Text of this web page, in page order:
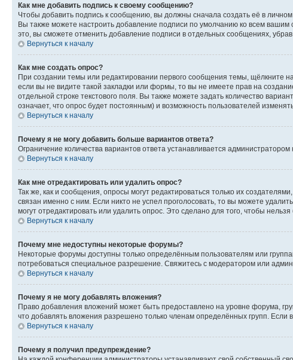
Как мне добавить подпись к своему сообщению?
Чтобы добавить подпись к сообщению, вы должны сначала создать её в
Вы также можете настроить добавление подписи по умолчанию ко всем
это, вы сможете отменить добавление подписи в отдельных сообщениях,
Вернуться к началу
Как мне создать опрос?
При создании темы или редактировании первого сообщения темы, щёлкните
если вы не видите такой закладки или формы, то вы не имеете прав на
отдельной строке текстового поля. Вы также можете задать количество
означает, что опрос будет постоянным) и возможность пользователей
Вернуться к началу
Почему я не могу добавить больше вариантов ответа?
Ограничение количества вариантов ответа устанавливается
Вернуться к началу
Как мне отредактировать или удалить опрос?
Так же, как и сообщения, опросы могут редактироваться только их
связан именно с ним. Если никто не успел проголосовать, то вы можете
могут отредактировать или удалить опрос. Это сделано для того, чтобы
Вернуться к началу
Почему мне недоступны некоторые форумы?
Некоторые форумы доступны только определённым пользователям или
потребоваться специальное разрешение. Свяжитесь с модератором или
Вернуться к началу
Почему я не могу добавлять вложения?
Право добавления вложений может быть предоставлено на уровне форума,
что добавлять вложения разрешено только членам определённых групп.
Вернуться к началу
Почему я получил предупреждение?